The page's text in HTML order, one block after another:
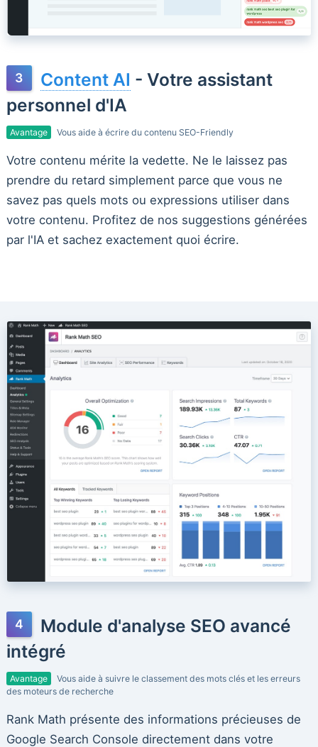
Content AI - Votre assistant
personnel d'IA
Avantage Vous aide à écrire du contenu SEO-Friendly
Votre contenu mérite la vedette. Ne le laissez pas
prendre du retard simplement parce que vous ne
savez pas quels mots ou expressions utiliser dans
votre contenu. Profitez de nos suggestions générées
par l'IA et sachez exactement quoi écrire.
Module d'analyse SEO avancé
intégré
Avantage
Vous aide à suivre le classement des mots clés et les erreurs
des moteurs de recherche
Rank Math présente des informations précieuses de
Google Search Console directement dans votre